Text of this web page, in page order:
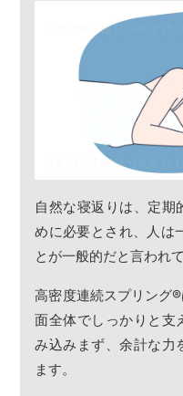
自然な寝返りは、定期
めに必要とされ、人は
とが一般的だと言われ
高密度連続スプリング®
面全体でしっかりと支
み込みまず、余計な力
ます。